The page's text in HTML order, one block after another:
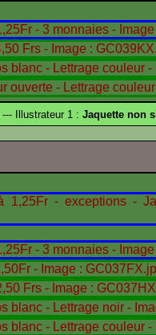
--- Illustrateur 1 : Jaquette non